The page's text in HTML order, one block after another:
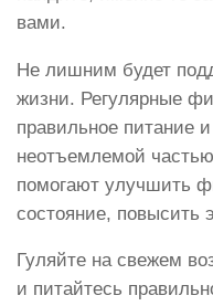
вами.
Не лишним будет
жизни. Регулярные
правильное питание
неотъемлемой
помогают улучшить
состояние, повысить
Гуляйте на свежем
и питайтесь